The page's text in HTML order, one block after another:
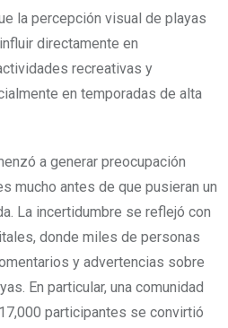
la percepción visual de playas
directamente en
recreativas y
en temporadas de alta
a generar preocupación
mucho antes de que pusieran un
La incertidumbre se reflejó con
donde miles de personas
y advertencias sobre
En particular, una comunidad
participantes se convirtió